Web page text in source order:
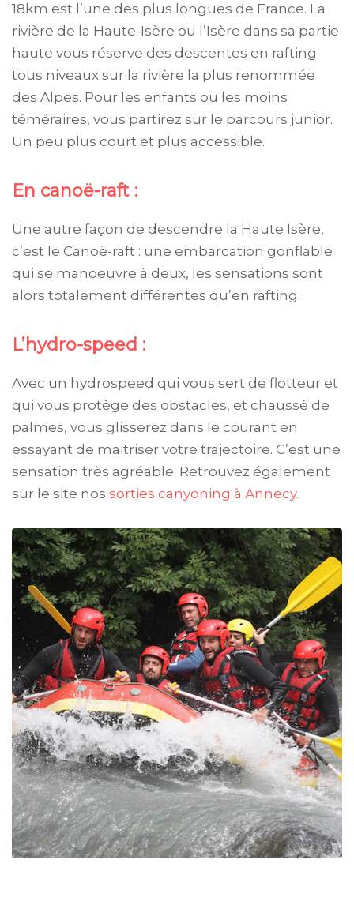
18km est l’une des plus longues de France. La
rivière de la Haute-Isère ou l’Isère dans sa partie
haute vous réserve des descentes en rafting
tous niveaux sur la rivière la plus renommée
des Alpes. Pour les enfants ou les moins
téméraires, vous partirez sur le parcours junior.
Un peu plus court et plus accessible.
En canoë-raft :
Une autre façon de descendre la Haute Isère,
c’est le Canoë-raft : une embarcation gonflable
qui se manoeuvre à deux, les sensations sont
alors totalement différentes qu’en rafting.
L’hydro-speed :
Avec un hydrospeed qui vous sert de flotteur et
qui vous protège des obstacles, et chaussé de
palmes, vous glisserez dans le courant en
essayant de maitriser votre trajectoire. C’est une
sensation très agréable. Retrouvez également
sur le site nos sorties canyoning à Annecy.